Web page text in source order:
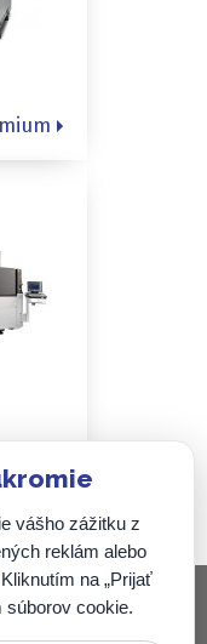
vášho zážitku z
reklám alebo
na „Prijať
cookie.